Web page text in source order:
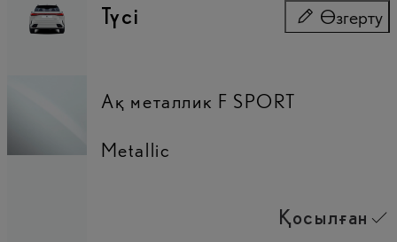
Түсі Өзгерту
Түсі
Ақ металлик F SPORT
Metallic
Қосылған